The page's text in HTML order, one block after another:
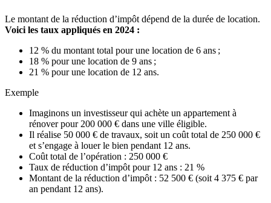
Le montant de la réduction d’impôt dépend de la durée de location.
Voici les taux appliqués en 2024 :
12 % du montant total pour une location de 6 ans ;
18 % pour une location de 9 ans ;
21 % pour une location de 12 ans.
Exemple
Imaginons un investisseur qui achète un appartement à
rénover pour 200 000 € dans une ville éligible.
Il réalise 50 000 € de travaux, soit un coût total de 250 000 €
et s’engage à louer le bien pendant 12 ans.
Coût total de l’opération : 250 000 €
Taux de réduction d’impôt pour 12 ans : 21 %
Montant de la réduction d’impôt : 52 500 € (soit 4 375 € par
an pendant 12 ans).